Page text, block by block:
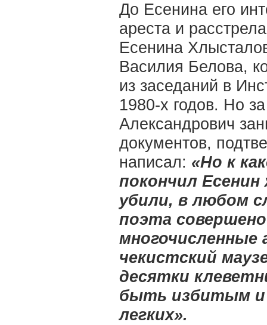
До Есенина его
ареста и
Есенина
Василия Белова,
из заседаний в
1980-х годов. Но
Александрович
документов,
написал: «Но к
покончил
убили, в любом
поэта
чекистский
десятки
быть избитым и
легких».